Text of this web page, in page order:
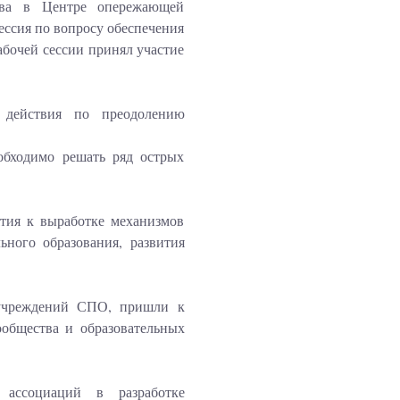
в Центре опережающей
по вопросу обеспечения
сессии принял участие
по преодолению
решать ряд острых
к выработке механизмов
образования, развития
учреждений СПО, пришли к
и образовательных
в разработке